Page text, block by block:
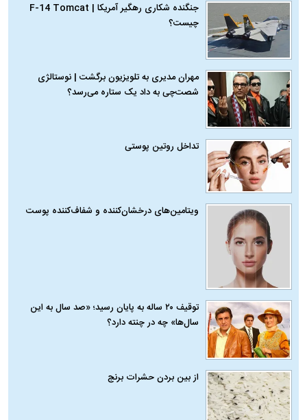
جنگنده شکاری رهگیر آمریکا | F-14 Tomcat
چیست؟
مهران مدیری به تلویزیون برگشت | نوستالژی
شصت‌چی به داد یک ستاره می‌رسد؟
تداخل روتین پوستی
ویتامین‌های درخشان‌کننده و شفاف‌کننده پوست
توقیف ۲۰ ساله به پایان رسید؛ «صد سال به این
سال‌ها» چه در چنته دارد؟
از بین بردن حشرات برنج